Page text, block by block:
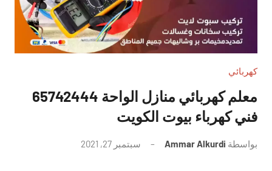
كهربائي
معلم كهربائي منازل الواحة 65742444
فني كهرباء بيوت الكويت
بواسطة Ammar Alkurdi سبتمبر 27, 2021